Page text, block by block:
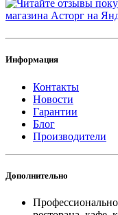
Информация
Контакты
Новости
Гарантии
Блог
Производители
Дополнительно